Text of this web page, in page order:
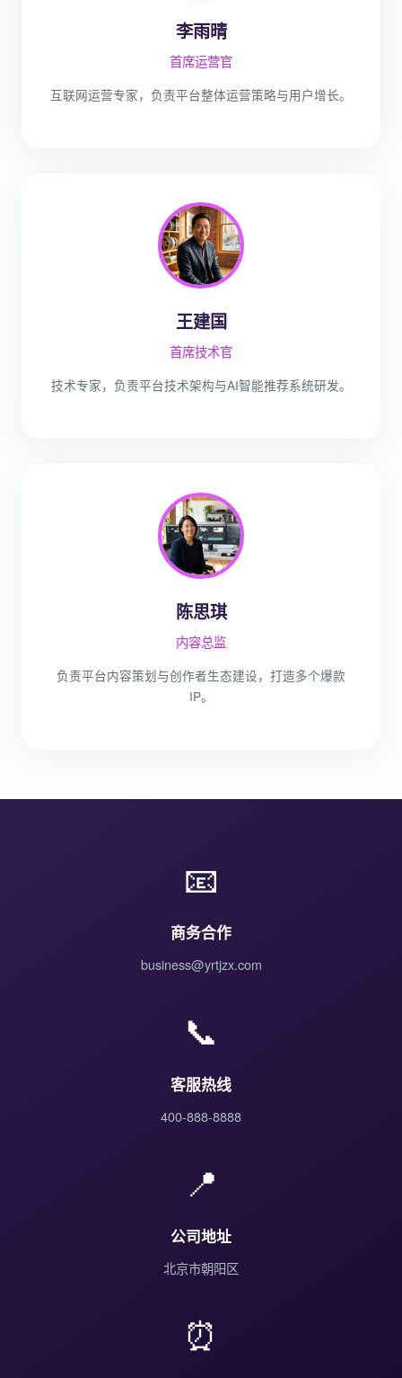
李雨晴
首席运营官
互联网运营专家，负责平台整体运营策略与用户增长。
王建国
首席技术官
技术专家，负责平台技术架构与AI智能推荐系统研发。
陈思琪
内容总监
负责平台内容策划与创作者生态建设，打造多个爆款
IP。
📧
商务合作
business@yrtjzx.com
📞
客服热线
400-888-8888
📍
公司地址
北京市朝阳区
⏰